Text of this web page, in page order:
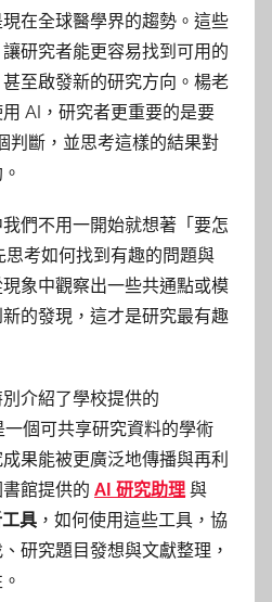
現在全球醫學界的趨勢。這些
研究者能更容易找到可用的
至啟發新的研究方向。楊老
AI，研究者更重要的是要
判斷，並思考這樣的結果對
們不用一開始就想著「要怎
考如何找到有趣的問題與
象中觀察出一些共通點或模
的發現，這才是研究最有趣
介紹了學校提供的
一個可共享研究資料的學術
果能被更廣泛地傳播與再利
館提供的 AI 研究助理 與
具 ，如何使用這些工具，協
研究題目發想與文獻整理，